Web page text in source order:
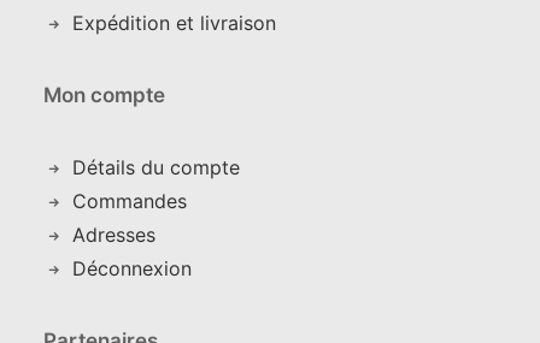
Expédition et livraison
Mon compte
Détails du compte
Commandes
Adresses
Déconnexion